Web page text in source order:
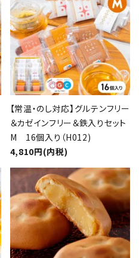
【常温・のし対応】グルテンフリー
＆カゼインフリー＆鉄入りセット
M 16個入り（H012)
4,810円(内税)